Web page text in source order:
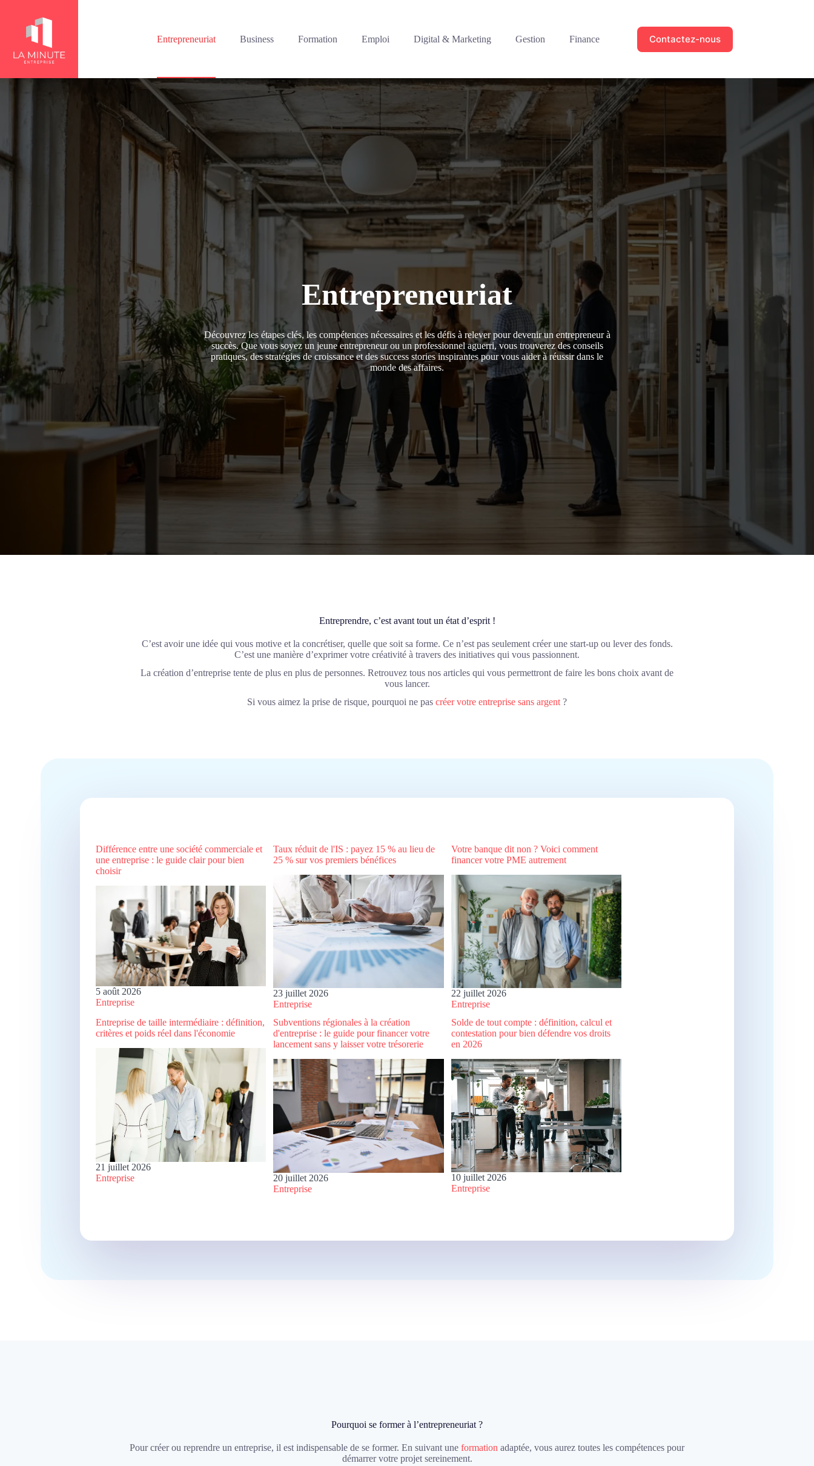
contenu
Entrepreneuriat
Business Formation Emploi Digital & Marketing Gestion Finance Contactez-nous
Entrepreneuriat
Découvrez les étapes clés, les compétences nécessaires et les défis à relever pour devenir un entrepreneur à
succès. Que vous soyez un jeune entrepreneur ou un professionnel aguerri, vous trouverez des conseils
pratiques, des stratégies de croissance et des success stories inspirantes pour vous aider à réussir dans le
monde des affaires.
Entreprendre, c’est avant tout un état d’esprit !
C’est avoir une idée qui vous motive et la concrétiser, quelle que soit sa forme. Ce n’est pas seulement créer une start-up ou lever des fonds.
C’est une manière d’exprimer votre créativité à travers des initiatives qui vous passionnent.
La création d’entreprise tente de plus en plus de personnes. Retrouvez tous nos articles qui vous permettront de faire les bons choix avant de
vous lancer.
Si vous aimez la prise de risque, pourquoi ne pas créer votre entreprise sans argent ?
Différence entre une société commerciale et
une entreprise : le guide clair pour bien
choisir
5 août 2026
Entreprise
Taux réduit de l'IS : payez 15 % au lieu de
25 % sur vos premiers bénéfices
23 juillet 2026
Entreprise
Votre banque dit non ? Voici comment
financer votre PME autrement
22 juillet 2026
Entreprise
Entreprise de taille intermédiaire : définition,
critères et poids réel dans l'économie
21 juillet 2026
Entreprise
Subventions régionales à la création
d'entreprise : le guide pour financer votre
lancement sans y laisser votre trésorerie
20 juillet 2026
Entreprise
Solde de tout compte : définition, calcul et
contestation pour bien défendre vos droits
en 2026
10 juillet 2026
Entreprise
Pourquoi se former à l’entrepreneuriat ?
Pour créer ou reprendre un entreprise, il est indispensable de se former. En suivant une formation adaptée, vous aurez toutes les compétences pour
démarrer votre projet sereinement.